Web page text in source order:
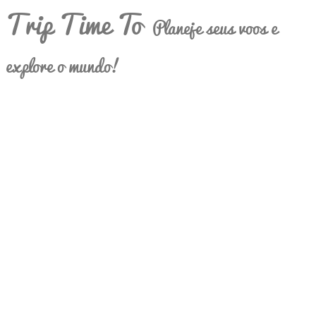
Trip Time To Planeje seus voos e
explore o mundo!